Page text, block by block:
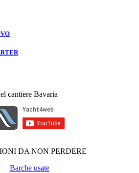
cantiere Bavaria
DA NON PERDERE
Barche usate